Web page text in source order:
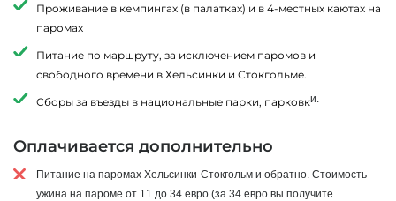
Проживание в кемпингах (в палатках) и в 4-местных каютах на
паромах
Питание по маршруту, за исключением паромов и
свободного времени в Хельсинки и Стокгольме.
Сборы за въезды в национальные парки, парковки.
Оплачивается дополнительно
Питание на паромах Хельсинки-Стокгольм и обратно. Стоимость
ужина на пароме от 11 до 34 евро (за 34 евро вы получите